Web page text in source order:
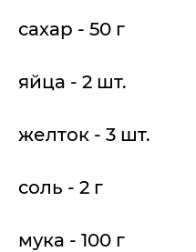
сахар - 50 г
яйца - 2 шт.
желток - 3 шт.
соль - 2 г
мука - 100 г